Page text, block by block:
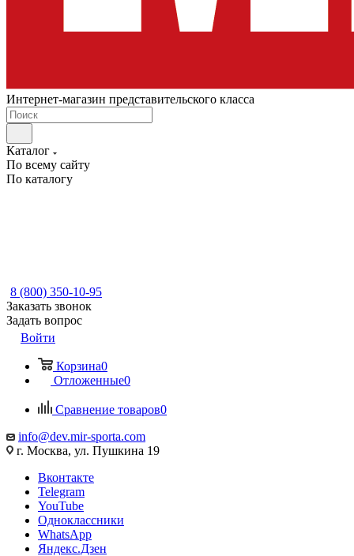
Интернет-магазин представительского класса
Каталог
По всему сайту
По каталогу
8 (800) 350-10-95
Заказать звонок
Задать вопрос
Войти
Корзина0
Отложенные0
Сравнение товаров0
info@dev.mir-sporta.com
г. Москва, ул. Пушкина 19
Вконтакте
Telegram
YouTube
Одноклассники
WhatsApp
Яндекс.Дзен